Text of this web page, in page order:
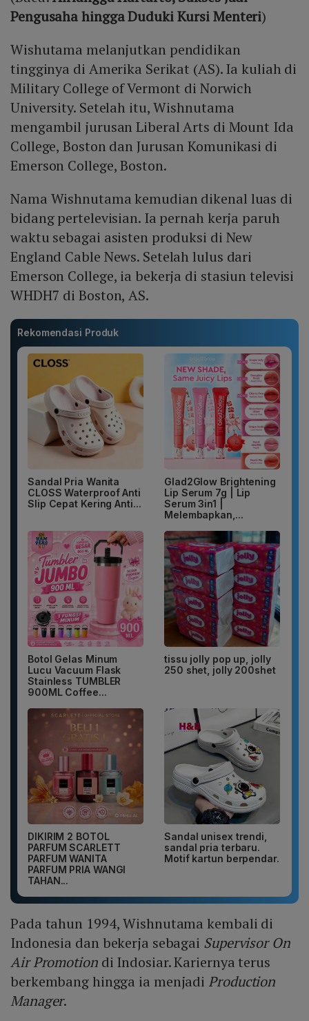
Pengusaha hingga Duduki Kursi Menteri)
Wishutama melanjutkan pendidikan
tingginya di Amerika Serikat (AS). Ia kuliah di
Military College of Vermont di Norwich
University. Setelah itu, Wishnutama
mengambil jurusan Liberal Arts di Mount Ida
College, Boston dan Jurusan Komunikasi di
Emerson College, Boston.
Nama Wishnutama kemudian dikenal luas di
bidang pertelevisian. Ia pernah kerja paruh
waktu sebagai asisten produksi di New
England Cable News. Setelah lulus dari
Emerson College, ia bekerja di stasiun televisi
WHDH7 di Boston, AS.
Rekomendasi Produk
Sandal Pria Wanita
CLOSS Waterproof Anti
Slip Cepat Kering Anti...
Glad2Glow Brightening
Lip Serum 7g | Lip
Serum 3in1 |
Melembapkan,...
Botol Gelas Minum
Lucu Vacuum Flask
Stainless TUMBLER
900ML Coffee...
tissu jolly pop up, jolly
250 shet, jolly 200shet
DIKIRIM 2 BOTOL
PARFUM SCARLETT
PARFUM WANITA
PARFUM PRIA WANGI
TAHAN...
Sandal unisex trendi,
sandal pria terbaru.
Motif kartun berpendar.
Pada tahun 1994, Wishnutama kembali di
Indonesia dan bekerja sebagai Supervisor On
Air Promotiondi Indosiar. Kariernya terus
berkembang hingga ia menjadi Production
Manager.